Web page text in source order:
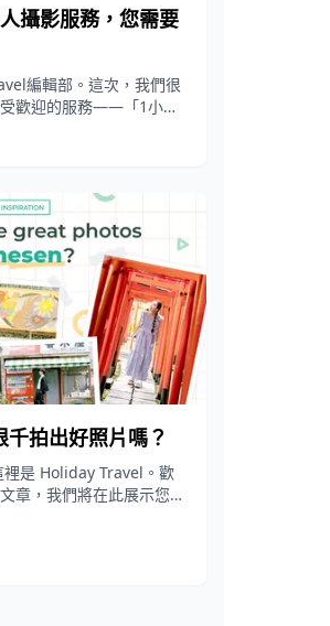
攝影服務，您需要
編輯部。這次，我們很
歡迎的服務——「1小時
拍出好照片嗎？
是 Holiday Travel。歡
章，我們將在此展示您可